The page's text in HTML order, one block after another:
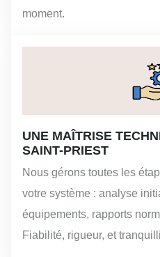
moment.
UNE MAÎTRISE
SAINT-PRIEST
Nous gérons toutes les
votre système : analyse
équipements, rapports
Fiabilité, rigueur, et